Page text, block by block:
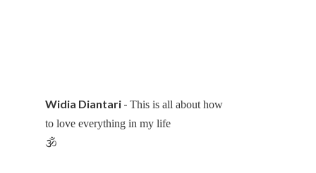
Widia Diantari - This is all about how
to love everything in my life
🕉